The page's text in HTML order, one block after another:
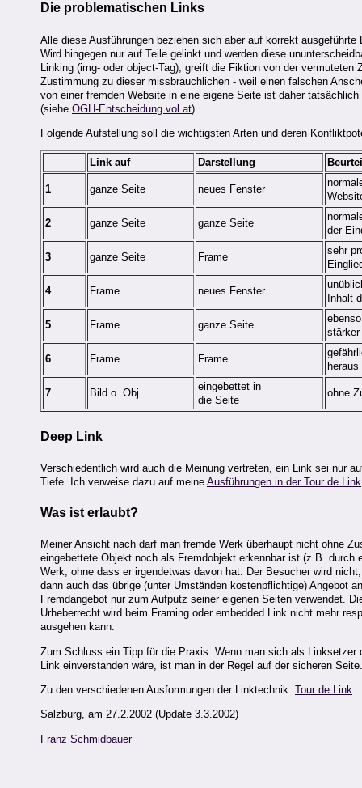
Die problematischen Links
Alle diese Ausführungen beziehen sich aber auf korrekt
Wird hingegen nur auf Teile gelinkt und werden diese
Linking (img- oder object-Tag), greift die Fiktion von der
Zustimmung zu dieser missbräuchlichen - weil einen falschen
von einer fremden Website in eine eigene Seite ist daher
(siehe OGH-Entscheidung vol.at).
Folgende Aufstellung soll die wichtigsten Arten und deren
Link auf Darstellung
1 ganze Seite neues Fenster
2 ganze Seite ganze Seite
der
3 ganze Seite Frame
sehr
4 Frame neues Fenster
Inhalt
5 Frame ganze Seite
stärker
6 Frame Frame
7 Bild o. Obj.
eingebettet in
die Seite
ohne
Deep Link
Verschiedentlich wird auch die Meinung vertreten, ein Link sei nur
Tiefe. Ich verweise dazu auf meine Ausführungen in der Tour de Link
Was ist erlaubt?
Meiner Ansicht nach darf man fremde Werk überhaupt nicht ohne
eingebettete Objekt noch als Fremdobjekt erkennbar ist (z.B.
Werk, ohne dass er irgendetwas davon hat. Der Besucher wird
dann auch das übrige (unter Umständen kostenpflichtige) Angebot
Fremdangebot nur zum Aufputz seiner eigenen Seiten verwendet.
Urheberrecht wird beim Framing oder embedded Link nicht mehr
ausgehen kann.
Zum Schluss ein Tipp für die Praxis: Wenn man sich als
Link einverstanden wäre, ist man in der Regel auf der sicheren Seite.
Zu den verschiedenen Ausformungen der Linktechnik: Tour de Link
Salzburg, am 27.2.2002 (Update 3.3.2002)
Franz Schmidbauer